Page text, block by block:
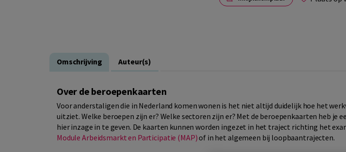
Omschrijving Auteur(s)
Over de beroepenkaarten
Voor anderstaligen die in Nederland komen wonen is het niet altijd duidelijk hoe het
uitziet. Welke beroepen zijn er? Welke sectoren zijn er? Met de beroepenkaarten heb je
hier inzage in te geven. De kaarten kunnen worden ingezet in het traject richting het
Module Arbeidsmarkt en Participatie (MAP)of in het algemeen bij loopbaantrajecten.